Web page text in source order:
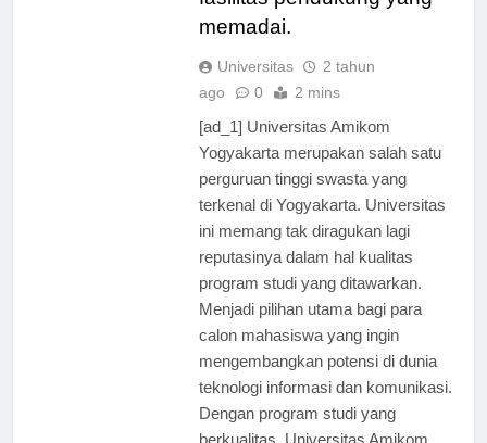
fasilitas pendukung yang
Universitas
2 tahun
[ad_1] Universitas Amikom
Yogyakarta merupakan salah satu
perguruan tinggi swasta yang
terkenal di Yogyakarta. Universitas
ini memang tak diragukan lagi
reputasinya dalam hal kualitas
program studi yang ditawarkan.
Menjadi pilihan utama bagi para
calon mahasiswa yang ingin
mengembangkan potensi di dunia
teknologi informasi dan komunikasi.
Dengan program studi yang